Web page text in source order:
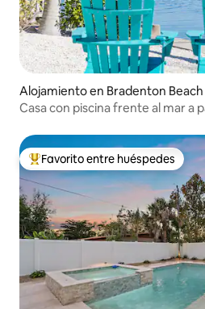
Alojamiento en Bradenton Beach
Casa con piscina frente al mar a
Favorito entre huéspedes
Favorito entre huéspedes